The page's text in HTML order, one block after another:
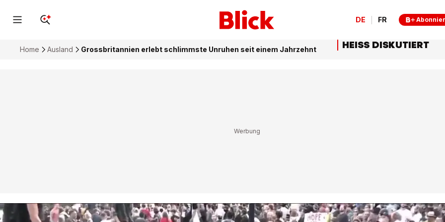
DE FR
Home Ausland Grossbritannien erlebt schlimmste Unruhen seit einem Jahrzehnt HEISS DISKUTIERT